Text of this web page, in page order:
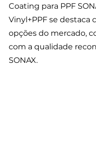
Coating para PPF
Vinyl+PPF se
opções do mercado,
com a qualidade
SONAX.